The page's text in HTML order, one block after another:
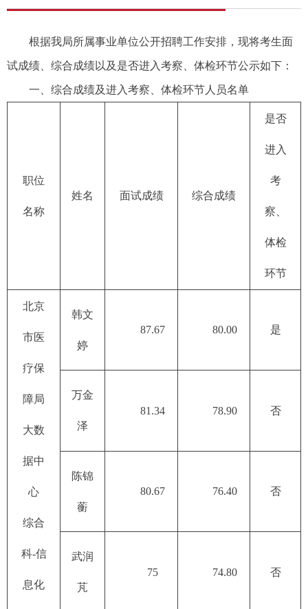
根据我局所属事业单位公开招聘工作安排，现将考生面
试成绩、综合成绩以及是否进入考察、体检环节公示如下：
一、综合成绩及进入考察、体检环节人员名单
职位
名称
姓名 面试成绩 综合成绩
是否
进入
考
察、
体检
环节
北京
市医
疗保
障局
大数
据中
心
综合
科-信
息化
韩文
婷
87.67 80.00 是
万金
泽
81.34 78.90 否
陈锦
蘅
80.67 76.40 否
武润
芃
75 74.80 否